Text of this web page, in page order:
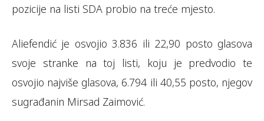
pozicije na listi SDA probio na treće mjesto.
Aliefendić je osvojio 3.836 ili 22,90 posto glasova
svoje stranke na toj listi, koju je predvodio te
osvojio najviše glasova, 6.794 ili 40,55 posto, njegov
sugrađanin Mirsad Zaimović.